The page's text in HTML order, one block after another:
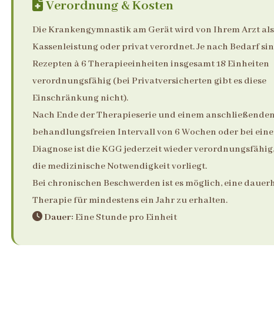
Verordnung & Kosten
Die Krankengymnastik am Gerät wird von Ihrem Arzt als
Kassenleistung oder privat verordnet. Je nach Bedarf
Rezepten à 6 Therapieeinheiten insgesamt 18 Einheiten
verordnungsfähig (bei Privatversicherten gibt es diese
Einschränkung nicht).
Nach Ende der Therapieserie und einem anschließenden
behandlungsfreien Intervall von 6 Wochen oder bei
Diagnose ist die KGG jederzeit wieder
die medizinische Notwendigkeit vorliegt.
Bei chronischen Beschwerden ist es möglich, eine
Therapie für mindestens ein Jahr zu erhalten.
Dauer: Eine Stunde pro Einheit